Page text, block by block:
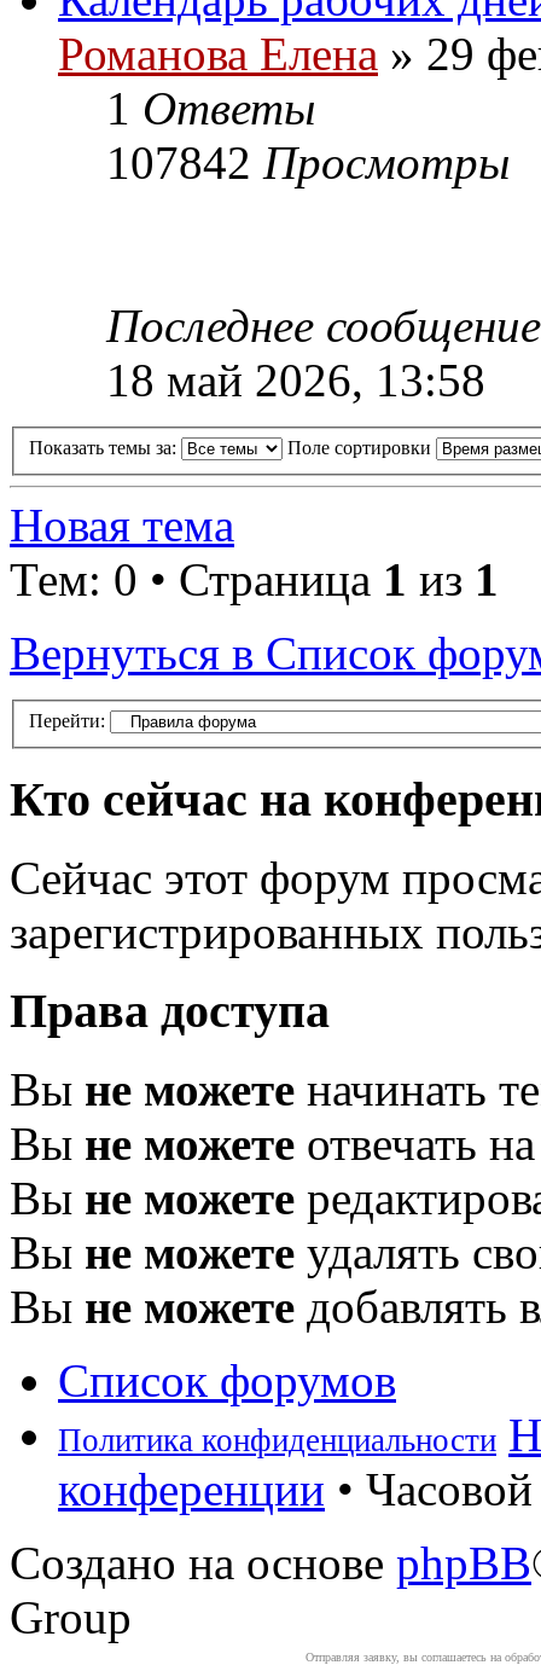
Романова Елена » 29
1 Ответы
107842 Просмотры
Последнее
18 май 2026, 13:58
Показать темы за: Поле сортировки
Новая тема
Тем: 0 • Страница 1 из 1
Вернуться в Список
Перейти:
Кто сейчас на
Сейчас этот форум
зарегистрированных
Права доступа
Вы не можете начинать
Вы не можете отвечать
Вы не можете
Вы не можете удалять
Вы не можете добавлять
Список форумов
Политика конфиденциальности
конференции •
Создано на основе phpBB
Group
Отправляя заявку, вы соглашаетесь на